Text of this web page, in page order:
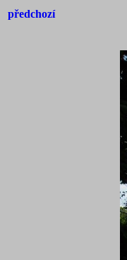
předchozí